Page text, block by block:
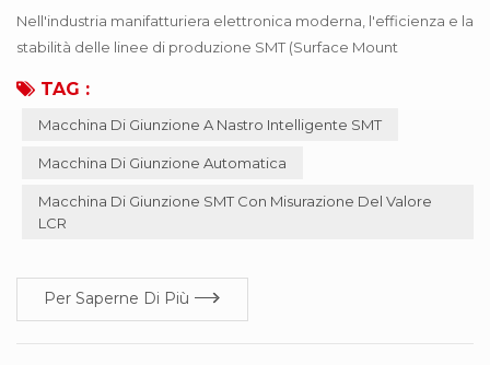
Nell'industria manifatturiera elettronica moderna, l'efficienza e la
stabilità delle linee di produzione SMT (Surface Mount
migliorare ulteriormente il livello di automazione della
produzione e ridurre l'intervento manuale, Youngpool
TAG :
Macchina Di Giunzione A Nastro Intelligente SMT
Macchina Di Giunzione Automatica
Macchina Di Giunzione SMT Con Misurazione Del Valore
LCR
Per Saperne Di Più